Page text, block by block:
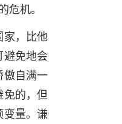
机。
家，比他
免地会
傲自满一
的，但
变量。谦